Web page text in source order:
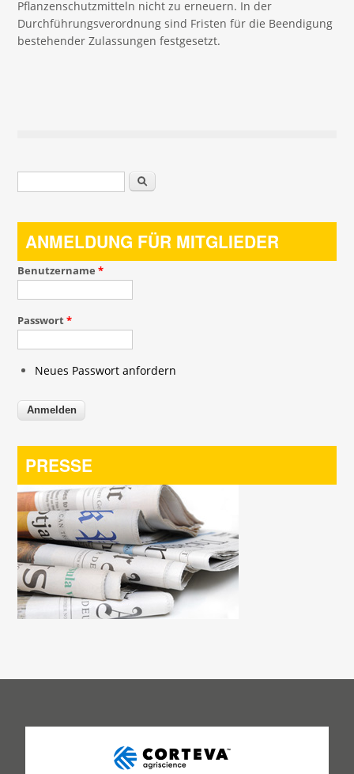
Pflanzenschutzmitteln nicht zu erneuern. In der
Durchführungsverordnung sind Fristen für die Beendigung
bestehender Zulassungen festgesetzt.
Suchformular Suche
ANMELDUNG FÜR MITGLIEDER
Benutzername*
Passwort*
Neues Passwort anfordern
PRESSE